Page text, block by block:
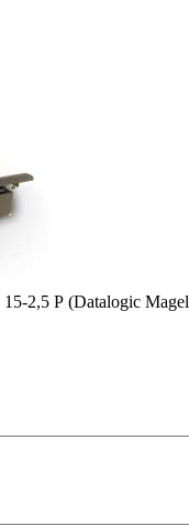
2,5 Р (Datalogic